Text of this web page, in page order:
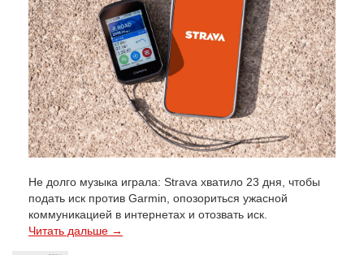
Не долго музыка играла: Strava хватило 23 дня, чтобы
подать иск против Garmin, опозориться ужасной
коммуникацией в интернетах и отозвать иск.
Читать дальше →